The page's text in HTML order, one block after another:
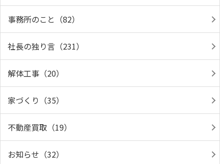
事務所のこと（82）
社長の独り言（231）
解体工事（20）
家づくり（35）
不動産買取（19）
お知らせ（32）